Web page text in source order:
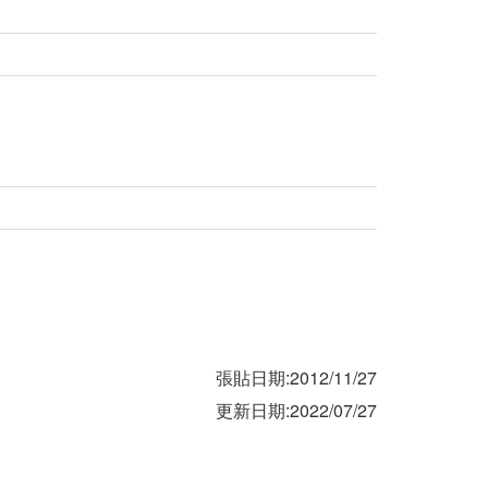
張貼日期:2012/11/27
更新日期:2022/07/27